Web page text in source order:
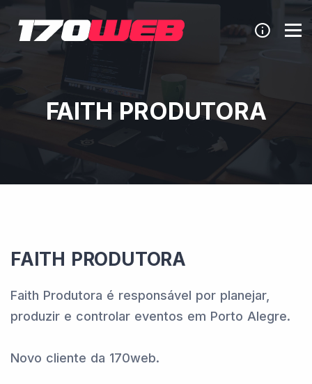
FAITH PRODUTORA
FAITH PRODUTORA
Faith Produtora é responsável por planejar,
produzir e controlar eventos em Porto Alegre.
Novo cliente da 170web.